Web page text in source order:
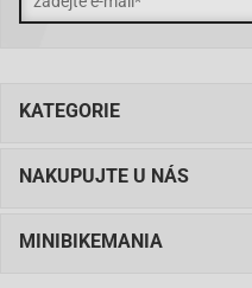
KATEGORIE
NAKUPUJTE U NÁS
MINIBIKEMANIA